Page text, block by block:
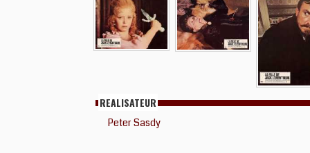
REALISATEUR
Peter Sasdy